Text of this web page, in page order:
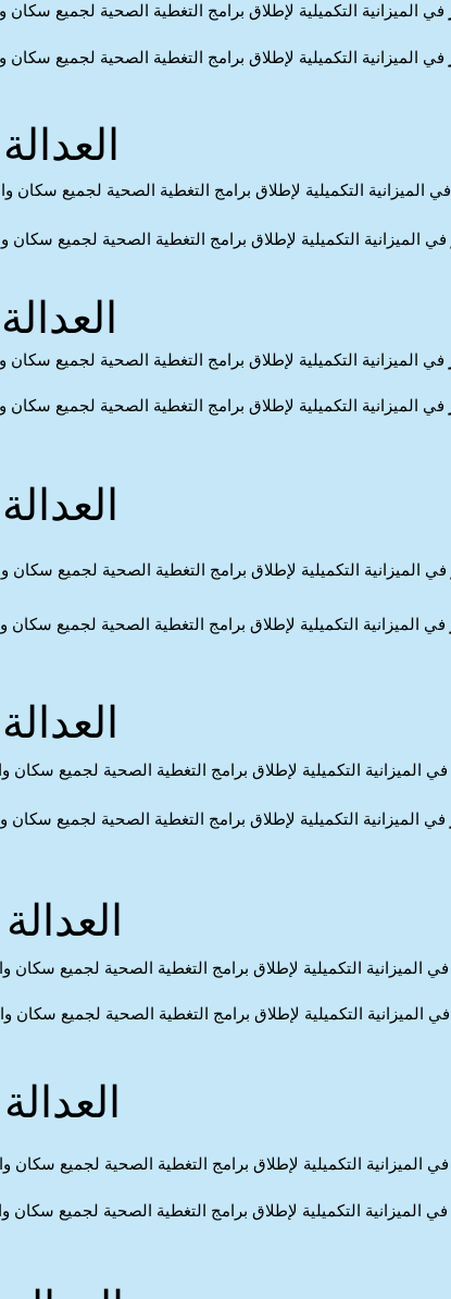
في الميزانية التكميلية لإطلاق برامج التغطية الصحية لجميع
في الميزانية التكميلية لإطلاق برامج التغطية الصحية لجميع
في الميزانية التكميلية لإطلاق برامج التغطية الصحية لجميع
في الميزانية التكميلية لإطلاق برامج التغطية الصحية لجميع
في الميزانية التكميلية لإطلاق برامج التغطية الصحية لجميع
في الميزانية التكميلية لإطلاق برامج التغطية الصحية لجميع
في الميزانية التكميلية لإطلاق برامج التغطية الصحية لجميع
في الميزانية التكميلية لإطلاق برامج التغطية الصحية لجميع
في الميزانية التكميلية لإطلاق برامج التغطية الصحية لجميع
في الميزانية التكميلية لإطلاق برامج التغطية الصحية لجميع
في الميزانية التكميلية لإطلاق برامج التغطية الصحية لجميع
في الميزانية التكميلية لإطلاق برامج التغطية الصحية لجميع
في الميزانية التكميلية لإطلاق برامج التغطية الصحية لجميع
في الميزانية التكميلية لإطلاق برامج التغطية الصحية لجميع